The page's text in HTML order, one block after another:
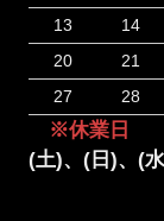
13
14
20
21
27
28
※休業日
(土)、(日)、(